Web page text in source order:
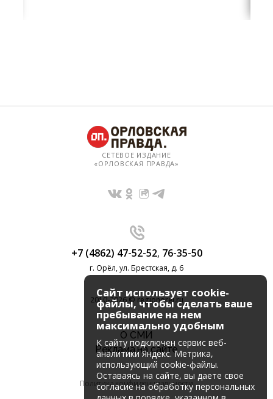
СЕТЕВОЕ ИЗДАНИЕ
«ОРЛОВСКАЯ ПРАВДА»
+7 (4862) 47-52-52, 76-35-50
г. Орёл, ул. Брестская, д. 6
2010-2026 © regionorel.ru
О СМИ
Реклама на сайте
Политика конфиденциальности
Сайт использует cookie-
файлы, чтобы сделать ваше
пребывание на нем
максимально удобным
К cайту подключен сервис веб-
аналитики Яндекс. Метрика,
использующий cookie-файлы.
Оставаясь на сайте, вы даете свое
согласие на обработку персональных